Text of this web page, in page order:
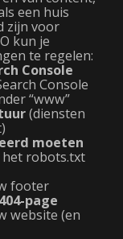
een huis
zijn voor
kun je
te regelen:
Console
Console
“www”
(diensten
moeten
het robots.txt
footer
404-page
website (en